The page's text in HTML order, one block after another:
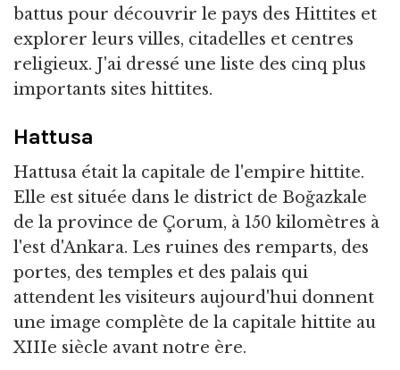
battus pour découvrir le pays des Hittites et
explorer leurs villes, citadelles et centres
religieux. J'ai dressé une liste des cinq plus
importants sites hittites.
Hattusa
Hattusa était la capitale de l'empire hittite.
Elle est située dans le district de Boğazkale
de la province de Çorum, à 150 kilomètres à
l'est d'Ankara. Les ruines des remparts, des
portes, des temples et des palais qui
attendent les visiteurs aujourd'hui donnent
une image complète de la capitale hittite au
XIIIe siècle avant notre ère.